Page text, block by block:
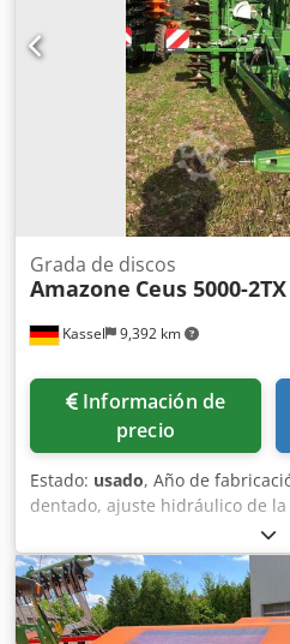
Kassel 9,392 km
Grada de discos
Amazone Ceus 5000-2TX
Información de
precio
Estado: usado, Año de
dentado, ajuste hidráulico de
del grupo de discos / ajuste
de trabajo de la unidad de
para Ceus 50 / ajuste
trabajo del campo de púas con
CUCHILLA 80 mm / (14/K1)